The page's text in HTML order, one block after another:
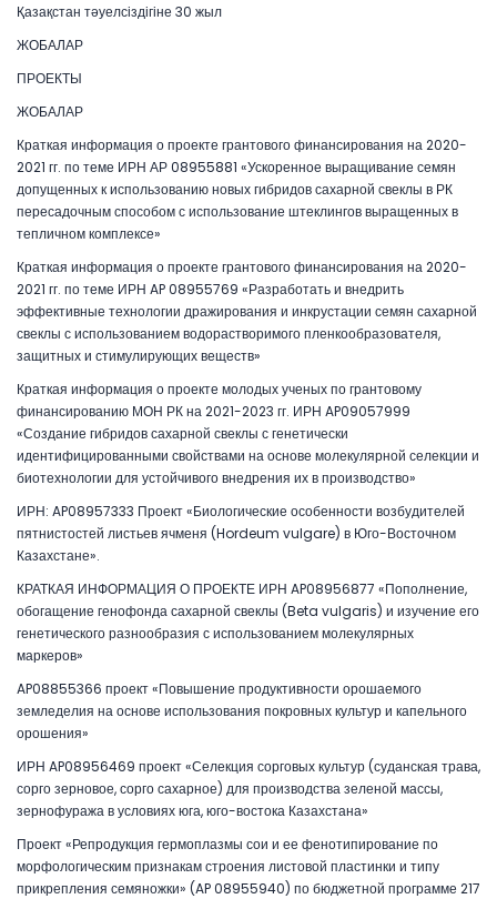
Қазақстан тәуелсіздігіне 30 жыл
ЖОБАЛАР
ПРОЕКТЫ
ЖОБАЛАР
Краткая информация о проекте грантового финансирования на 2020-
2021 гг. по теме ИРН АР 08955881 «Ускоренное выращивание семян
допущенных к использованию новых гибридов сахарной свеклы в РК
пересадочным способом с использование штеклингов выращенных в
тепличном комплексе»
Краткая информация о проекте грантового финансирования на 2020-
2021 гг. по теме ИРН AP 08955769 «Разработать и внедрить
эффективные технологии дражирования и инкрустации семян сахарной
свеклы с использованием водорастворимого пленкообразователя,
защитных и стимулирующих веществ»
Краткая информация о проекте молодых ученых по грантовому
финансированию МОН РК на 2021-2023 гг. ИРН AP09057999
«Создание гибридов сахарной свеклы с генетически
идентифицированными свойствами на основе молекулярной селекции и
биотехнологии для устойчивого внедрения их в производство»
ИРН: AP08957333 Проект «Биологические особенности возбудителей
пятнистостей листьев ячменя (Hordeum vulgare) в Юго-Восточном
Казахстане».
КРАТКАЯ ИНФОРМАЦИЯ О ПРОЕКТЕ ИРН AP08956877 «Пополнение,
обогащение генофонда сахарной свеклы (Beta vulgaris) и изучение его
генетического разнообразия с использованием молекулярных
маркеров»
AP08855366 проект «Повышение продуктивности орошаемого
земледелия на основе использования покровных культур и капельного
орошения»
ИРН AP08956469 проект «Селекция сорговых культур (суданская трава,
сорго зерновое, сорго сахарное) для производства зеленой массы,
зернофуража в условиях юга, юго-востока Казахстана»
Проект «Репродукция гермоплазмы сои и ее фенотипирование по
морфологическим признакам строения листовой пластинки и типу
прикрепления семяножки» (AP 08955940) по бюджетной программе 217